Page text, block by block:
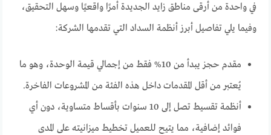
في واحدة من أرقى مناطق زايد الجديدة أمرًا واقعيًا وسهل التحقيق،
وفيما يلي تفاصيل أبرز أنظمة السداد التي تقدمها الشركة:
مقدم حجز يبدأ من 10% فقط من إجمالي قيمة الوحدة، وهو ما
يُعتبر من أقل المقدمات داخل هذه الفئة من المشروعات الفاخرة.
أنظمة تقسيط تصل إلى 10 سنوات بأقساط متساوية، دون أي
فوائد إضافية، مما يتيح للعميل تخطيط ميزانيته على المدى